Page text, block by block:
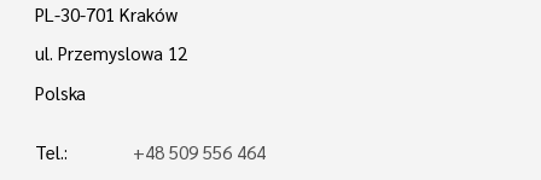
PL-30-701 Kraków
ul. Przemyslowa 12
Polska
Tel.:
+48 509 556 464